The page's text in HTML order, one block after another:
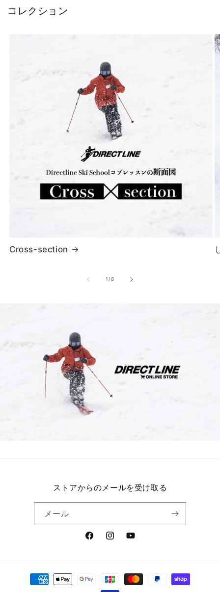
コレクション
Cross-section
1 /の
8
ストアからのメールを受け取る
メール
FacebookInstagramYouTube